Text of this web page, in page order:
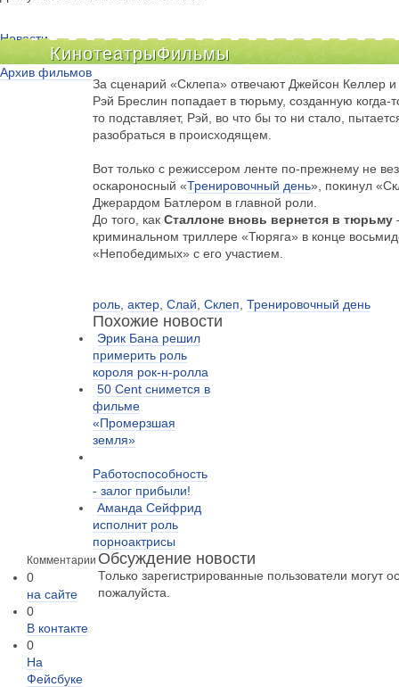
КинотеатрыФильмы
Новости
Киноклубы
Архив фильмов
За сценарий «Склепа» отвечают Джейсон Келлер
Рэй Бреслин попадает в тюрьму, созданную когда-
то подставляет, Рэй, во что бы то ни стало,
разобраться в происходящем.
Вот только с режиссером ленте по-прежнему не
оскароносный «Тренировочный день», покинул
Джерардом Батлером в главной роли.
До того, как Сталлоне вновь вернется в тюрьму
криминальном триллере «Тюряга» в конце
«Непобедимых» с его участием.
роль, актер, Слай Склеп Тренировочный день
Похожие новости
Эрик Бана решил
примерить роль
короля рок-н-ролла
50 Cent снимется в
фильме
«Промерзшая
земля»
Работоспособность
- залог прибыли!
Аманда Сейфрид
исполнит роль
порноактрисы
Комментарии
0
на сайте
0
В контакте
0
На
Фейсбуке
Обсуждение новости
Только зарегистрированные пользователи могут
пожалуйста.